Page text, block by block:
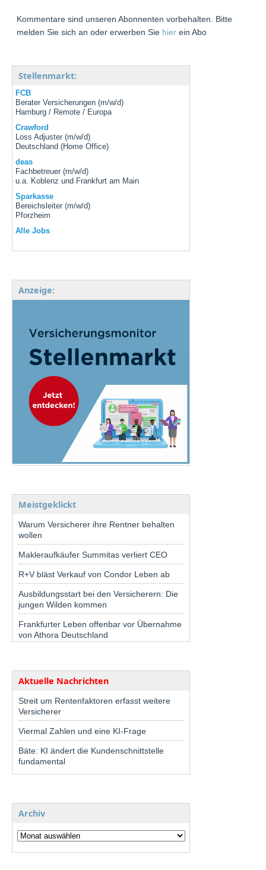
Kommentare sind unseren Abonnenten vorbehalten. Bitte
melden Sie sich an oder erwerben Sie hier ein Abo
Stellenmarkt:
FCB
Berater Versicherungen (m/w/d)
Hamburg / Remote / Europa
Crawford
Loss Adjuster (m/w/d)
Deutschland (Home Office)
deas
Fachbetreuer (m/w/d)
u.a. Koblenz und Frankfurt am Main
Sparkasse
Bereichsleiter (m/w/d)
Pforzheim
Alle Jobs
Anzeige:
Meistgeklickt
Warum Versicherer ihre Rentner behalten
wollen
Makleraufkäufer Summitas verliert CEO
R+V bläst Verkauf von Condor Leben ab
Ausbildungsstart bei den Versicherern: Die
jungen Wilden kommen
Frankfurter Leben offenbar vor Übernahme
von Athora Deutschland
Aktuelle Nachrichten
Streit um Rentenfaktoren erfasst weitere
Versicherer
Viermal Zahlen und eine KI-Frage
Bäte: KI ändert die Kundenschnittstelle
fundamental
Archiv